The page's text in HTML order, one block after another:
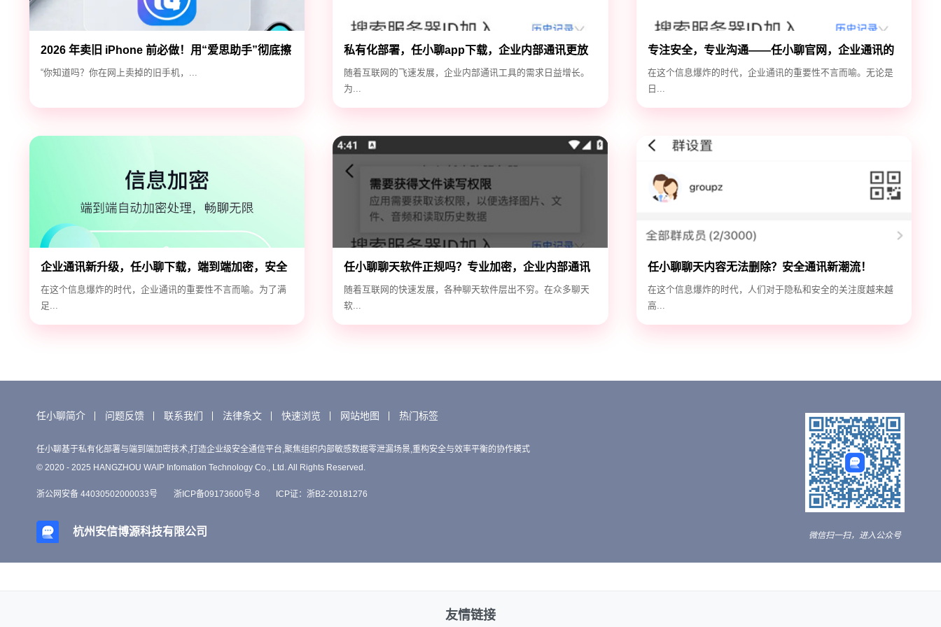
2026 年卖旧 iPhone 前必做！用“爱思助手”彻底擦
除隐私，防止数据泄露
“你知道吗？你在网上卖掉的旧手机，...
私有化部署，任小聊app下载，企业内部通讯更放
心
随着互联网的飞速发展，企业内部通讯工具的需求日益增长。
为...
专注安全，专业沟通——任小聊官网，企业通讯的
安全守护神
在这个信息爆炸的时代，企业通讯的重要性不言而喻。无论是
日...
企业通讯新升级，任小聊下载，端到端加密，安全
高效！
在这个信息爆炸的时代，企业通讯的重要性不言而喻。为了满
足...
任小聊聊天软件正规吗？专业加密，企业内部通讯
首选！
随着互联网的快速发展，各种聊天软件层出不穷。在众多聊天
软...
任小聊聊天内容无法删除？安全通讯新潮流！
在这个信息爆炸的时代，人们对于隐私和安全的关注度越来越
高...
任小聊简介 问题反馈 联系我们 法律条文 快速浏览 网站地图 热门标签
任小聊基于私有化部署与端到端加密技术,打造企业级安全通信平台,聚焦组织内部敏感数据零泄漏场景,重构安全与效率平衡的协作模式
© 2020 - 2025 HANGZHOU WAIP Infomation Technology Co., Ltd. All Rights Reserved.
浙公网安备 44030502000033号 浙ICP备09173600号-8 ICP证：浙B2-20181276
杭州安信博源科技有限公司 微信扫一扫，进入公众号
友情链接